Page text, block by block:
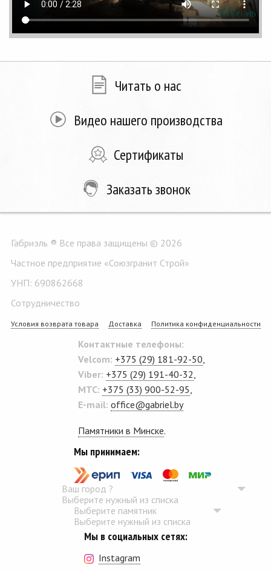
Читать о нас
Видео нашего производства
Сертификаты
Заказать звонок
Габриэль ® Все права защищены © 2026
Частное предприятие «Союзгранит Строй»
УНП: 690862668
Сотрудничество
Условия возврата товара Доставка Политика конфиденциальности
Контактные телефоны:
Velcom: +375 (29) 181-92-50
Viber: +375 (29) 191-40-32
MTC: +375 (33) 900-52-95
E-mail: office@gabriel.by
Памятники в Минске.
Мы принимаем:
Ваш город ?
Выберите нужный из списка
Выберите памятник
Выберите нужный из списка
Мы в социальных сетях:
Instagram